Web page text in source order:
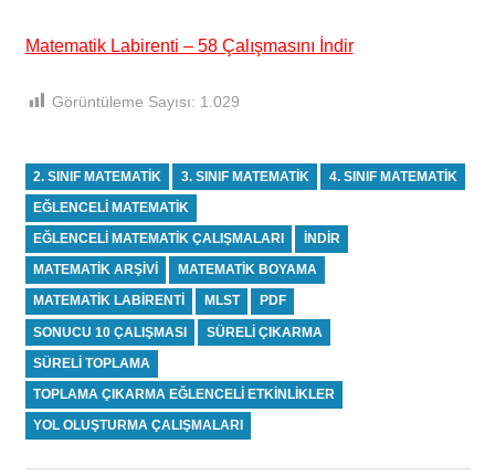
Matematik Labirenti – 58 Çalışmasını İndir
Görüntüleme Sayısı: 1.029
2. SINIF MATEMATIK 3. SINIF MATEMATIK 4. SINIF MATEMATIK
EĞLENCELI MATEMATIK
EĞLENCELI MATEMATIK ÇALIŞMALARI INDIR
MATEMATIK ARŞIVI MATEMATIK BOYAMA
MATEMATIK LABIRENTI MLST PDF
SONUCU 10 ÇALIŞMASI SÜRELI ÇIKARMA
SÜRELI TOPLAMA
TOPLAMA ÇIKARMA EĞLENCELI ETKINLIKLER
YOL OLUŞTURMA ÇALIŞMALARI